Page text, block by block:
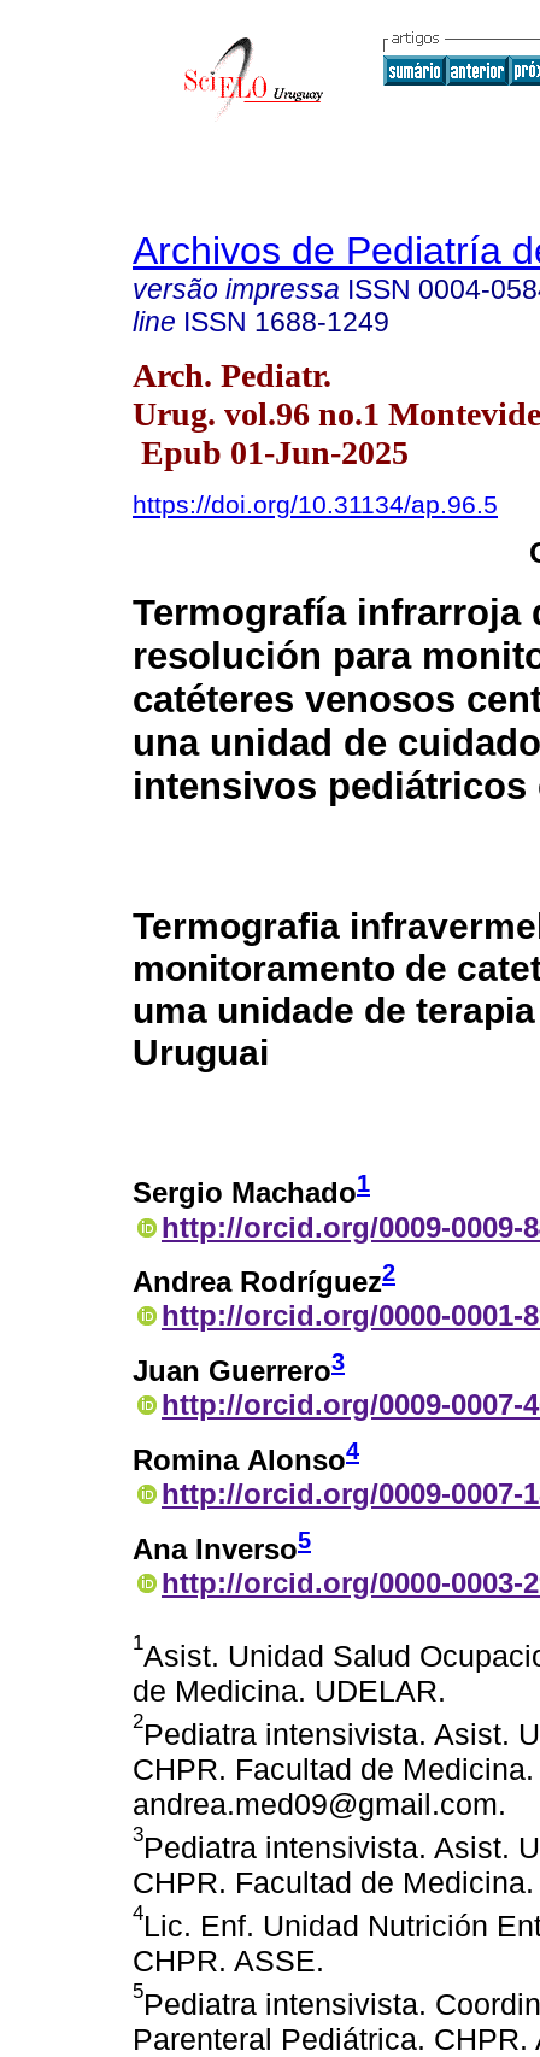
Archivos de Pediatría
versão impressa ISSN 0004-
line ISSN 1688-1249
Arch. Pediatr.
Urug. vol.96 no.1
Epub 01-Jun-2025
https://doi.org/10.31134/ap.96.5
Termografía infrarroja
resolución para
catéteres venosos
una unidad de
intensivos pediátricos
Termografia
monitoramento de
uma unidade de
Uruguai
Sergio Machado1
http://orcid.org/0009-0009-
Andrea Rodríguez2
http://orcid.org/0000-0001-
Juan Guerrero3
http://orcid.org/0009-0007-
Romina Alonso4
http://orcid.org/0009-0007-
Ana Inverso5
http://orcid.org/0000-0003-
1Asist. Unidad Salud
de Medicina. UDELAR.
2Pediatra intensivista. Asist.
CHPR. Facultad de
andrea.med09@gmail.com.
3Pediatra intensivista. Asist.
CHPR. Facultad de
4Lic. Enf. Unidad Nutrición
CHPR. ASSE.
5Pediatra intensivista.
Parenteral Pediátrica. CHPR.